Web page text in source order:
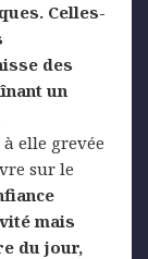
Celles-
des
un
elle grevée
sur le
mais
du jour,